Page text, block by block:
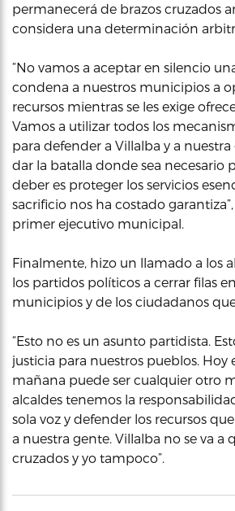
permanecerá de brazos cruzados
considera una determinación
“No vamos a aceptar en silencio
condena a nuestros municipios a
recursos mientras se les exige
Vamos a utilizar todos los
para defender a Villalba y a nuestra
dar la batalla donde sea necesario
deber es proteger los servicios
sacrificio nos ha costado
primer ejecutivo municipal.
Finalmente, hizo un llamado a los
los partidos políticos a cerrar filas
municipios y de los ciudadanos
“Esto no es un asunto partidista.
justicia para nuestros pueblos. Hoy
mañana puede ser cualquier otro
alcaldes tenemos la
sola voz y defender los recursos
a nuestra gente. Villalba no se va a
cruzados y yo tampoco”.